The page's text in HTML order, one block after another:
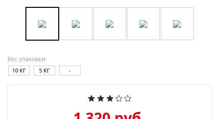
Вес упаковки:
10 КГ 5 КГ -